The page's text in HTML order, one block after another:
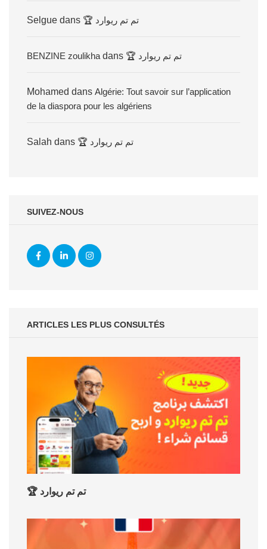
Selgue dans 🏆 تم تم ريوارد
BENZINE zoulikha dans 🏆 تم تم ريوارد
Mohamed dans Algérie: Tout savoir sur l’application
de la diaspora pour les algériens
Salah dans 🏆 تم تم ريوارد
SUIVEZ-NOUS
ARTICLES LES PLUS CONSULTÉS
🏆 تم تم ريوارد